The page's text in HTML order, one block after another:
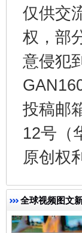
仅供交
权，部
意侵犯
投稿邮
12号（
原创权
全球视频图文
东山县通报
千